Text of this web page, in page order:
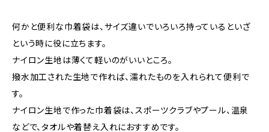
何かと便利な巾着袋は、サイズ違いでいろいろ持っているといざ
という時に役に立ちます。
ナイロン生地は薄くて軽いのがいいところ。
撥水加工された生地で作れば、濡れたものを入れられて便利で
す。
ナイロン生地で作った巾着袋は、スポーツクラブやプール、温泉
などで、タオルや着替え入れにおすすめです。